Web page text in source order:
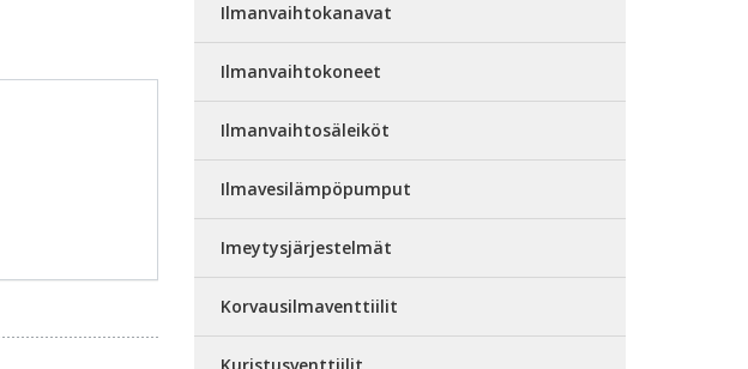
Ilmanvaihtokanavat
Ilmanvaihtokoneet
Ilmanvaihtosäleiköt
Ilmavesilämpöpumput
Imeytysjärjestelmät
Korvausilmaventtiilit